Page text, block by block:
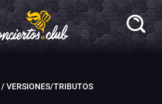
/ VERSIONES/TRIBUTOS